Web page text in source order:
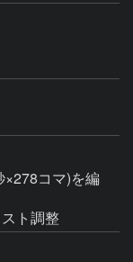
コマ)を編